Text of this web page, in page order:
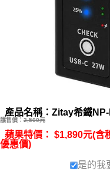
產品名稱：Zitay希鐵
議售價： 2,500元
蘋果特價： $1,890元(含
優惠價)
是的我